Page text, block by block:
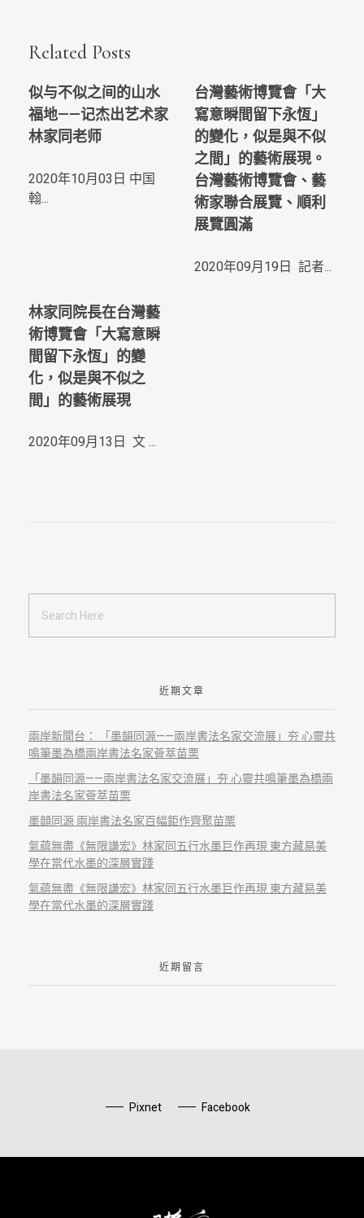
Related Posts
似与不似之间的山水
福地——记杰出艺术家
林家同老师
2020年10月03日 中国
翰...
台灣藝術博覽會「大
寫意瞬間留下永恆」
的變化，似是與不似
之間」的藝術展現。
台灣藝術博覽會、藝
術家聯合展覽、順利
展覽圓滿
2020年09月19日 記者...
林家同院長在台灣藝
術博覽會「大寫意瞬
間留下永恆」的變
化，似是與不似之
間」的藝術展現
2020年09月13日 文 ...
近期文章
兩岸新聞台： 「墨韻同源——兩岸書法名家交流展」夯 心靈共
鳴筆墨為橋兩岸書法名家薈萃苗栗
「墨韻同源——兩岸書法名家交流展」夯 心靈共鳴筆墨為橋兩
岸書法名家薈萃苗栗
墨𩐳同源 兩岸書法名家百幅鉅作齊聚苗栗
氣藴無盡《無限謙宏》林家同五行水墨巨作再現 東方藏易美
學在當代水墨的深層實踐
氣藴無盡《無限謙宏》林家同五行水墨巨作再現 東方藏易美
學在當代水墨的深層實踐
近期留言
Pixnet Facebook